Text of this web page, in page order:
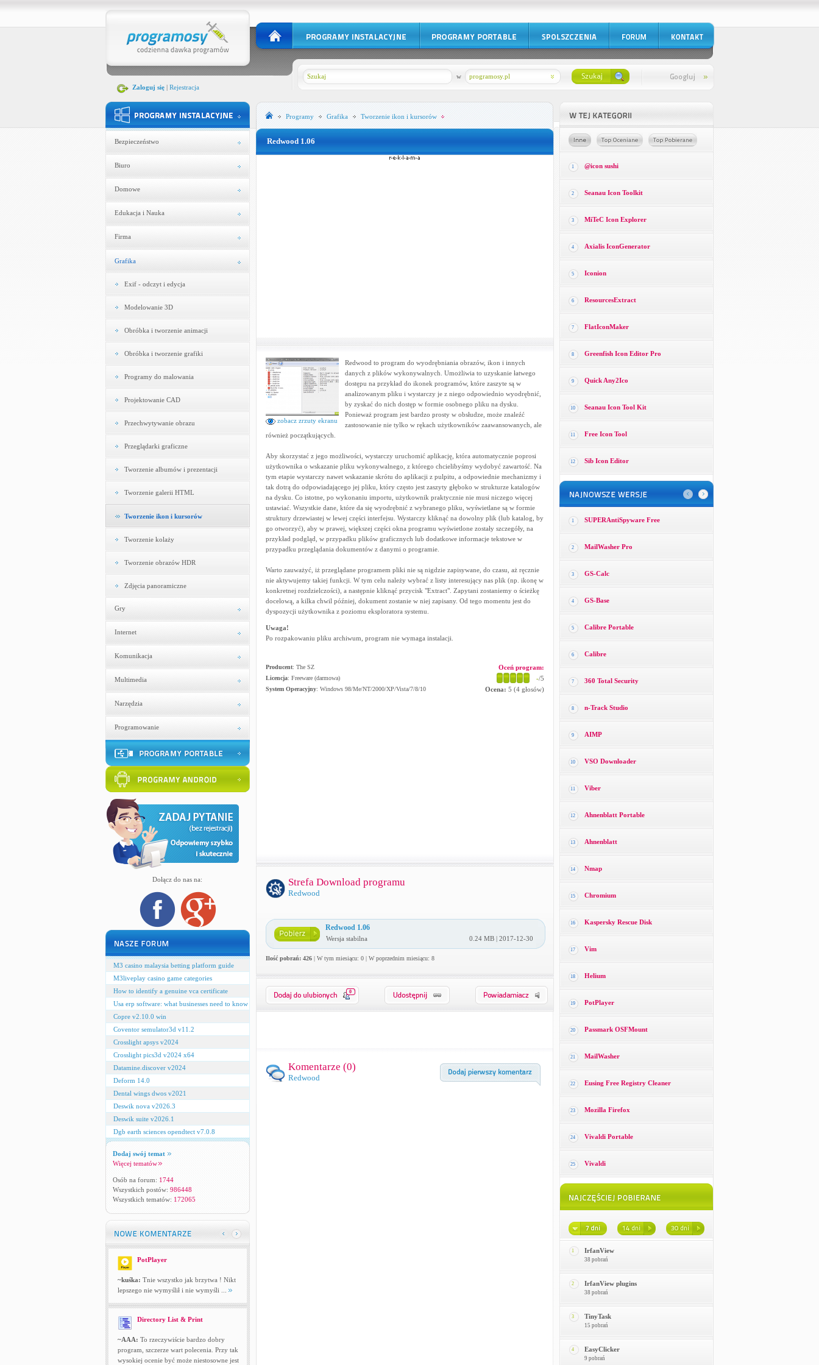
Zaloguj się| Rejestracja
programosy.pl
w
Bezpieczeństwo
Biuro
Domowe
Edukacja i Nauka
Firma
Grafika
Exif - odczyt i edycja
Modelowanie 3D
Obróbka i tworzenie animacji
Obróbka i tworzenie grafiki
Programy do malowania
Projektowanie CAD
Przechwytywanie obrazu
Przeglądarki graficzne
Tworzenie albumów i prezentacji
Tworzenie galerii HTML
Tworzenie ikon i kursorów
Tworzenie kolaży
Tworzenie obrazów HDR
Zdjęcia panoramiczne
Gry
Internet
Komunikacja
Multimedia
Narzędzia
Programowanie
Dołącz do nas na:
M3 casino malaysia betting platform guide
M3liveplay casino game categories
How to identify a genuine vca certificate
Usa erp software: what businesses need to know
Copre v2.10.0 win
Coventor semulator3d v11.2
Crosslight apsys v2024
Crosslight pics3d v2024 x64
Datamine.discover v2024
Deform 14.0
Dental wings dwos v2021
Deswik nova v2026.3
Deswik suite v2026.1
Dgb earth sciences opendtect v7.0.8
Dodaj swój temat
Więcej tematów
Osób na forum: 1744
Wszystkich postów: 986448
Wszystkich tematów: 172065
PotPlayer
~kuśka: Tnie wszystko jak brzytwa ! Nikt
lepszego nie wymyślił i nie wymyśli ...
Directory List & Print
~AAA: To rzeczywiście bardzo dobry
program, szczerze wart polecenia. Przy tak
wysokiej ocenie być może niestosowne jest
Programy Grafika Tworzenie ikon i kursorów
Redwood 1.06
zobacz zrzuty ekranu
Redwood to program do wyodrębniania obrazów, ikon i innych
danych z plików wykonywalnych. Umożliwia to uzyskanie łatwego
dostępu na przykład do ikonek programów, które zaszyte są w
analizowanym pliku i wystarczy je z niego odpowiednio wyodrębnić,
by zyskać do nich dostęp w formie osobnego pliku na dysku.
Ponieważ program jest bardzo prosty w obsłudze, może znaleźć
zastosowanie nie tylko w rękach użytkowników zaawansowanych, ale
również początkujących.
Aby skorzystać z jego możliwości, wystarczy uruchomić aplikację, która automatycznie poprosi
użytkownika o wskazanie pliku wykonywalnego, z którego chcielibyśmy wydobyć zawartość. Na
tym etapie wystarczy nawet wskazanie skrótu do aplikacji z pulpitu, a odpowiednie mechanizmy i
tak dotrą do odpowiadającego jej pliku, który często jest zaszyty głęboko w strukturze katalogów
na dysku. Co istotne, po wykonaniu importu, użytkownik praktycznie nie musi niczego więcej
ustawiać. Wszystkie dane, które da się wyodrębnić z wybranego pliku, wyświetlane są w formie
struktury drzewiastej w lewej części interfejsu. Wystarczy kliknąć na dowolny plik (lub katalog, by
go otworzyć), aby w prawej, większej części okna programu wyświetlone zostały szczegóły, na
przykład podgląd, w przypadku plików graficznych lub dodatkowe informacje tekstowe w
przypadku przeglądania dokumentów z danymi o programie.
Warto zauważyć, iż przeglądane programem pliki nie są nigdzie zapisywane, do czasu, aż ręcznie
nie aktywujemy takiej funkcji. W tym celu należy wybrać z listy interesujący nas plik (np. ikonę w
konkretnej rozdzielczości), a następnie kliknąć przycisk "Extract". Zapytani zostaniemy o ścieżkę
docelową, a kilka chwil później, dokument zostanie w niej zapisany. Od tego momentu jest do
dyspozycji użytkownika z poziomu eksploratora systemu.
Uwaga!
Po rozpakowaniu pliku archiwum, program nie wymaga instalacji.
Producent: The SZ
Licencja: Freeware (darmowa)
System Operacyjny: Windows 98/Me/NT/2000/XP/Vista/7/8/10
Oceń program:
-/5
Ocena: 5 (4głosów)
Strefa Download programu
Redwood
Redwood 1.06
Wersja stabilna 0.24 MB | 2017-12-30
Ilość pobrań: 426| W tym miesiącu: 0 | W poprzednim miesiącu: 8
0
Komentarze (0)
Redwood
1 @icon sushi
2 Seanau Icon Toolkit
3 MiTeC Icon Explorer
4 Axialis IconGenerator
5 Iconion
6 ResourcesExtract
7 FlatIconMaker
8 Greenfish Icon Editor Pro
9 Quick Any2Ico
10 Seanau Icon Tool Kit
11 Free Icon Tool
12 Sib Icon Editor
1 SUPERAntiSpyware Free
2 MailWasher Pro
3 GS-Calc
4 GS-Base
5 Calibre Portable
6 Calibre
7 360 Total Security
8 n-Track Studio
9 AIMP
10 VSO Downloader
11 Viber
12 Ahnenblatt Portable
13 Ahnenblatt
14 Nmap
15 Chromium
16 Kaspersky Rescue Disk
17 Vim
18 Helium
19 PotPlayer
20 Passmark OSFMount
21 MailWasher
22 Eusing Free Registry Cleaner
23 Mozilla Firefox
24 Vivaldi Portable
25 Vivaldi
1 IrfanView
38 pobrań
2 IrfanView plugins
38 pobrań
3 TinyTask
15 pobrań
4 EasyClicker
9 pobrań